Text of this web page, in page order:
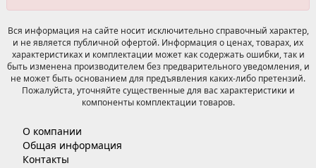
Вся информация на сайте носит исключительно справочный характер,
и не является публичной офертой. Информация о ценах, товарах, их
характеристиках и комплектации может как содержать ошибки, так и
быть изменена производителем без предварительного уведомления, и
не может быть основанием для предъявления каких-либо претензий.
Пожалуйста, уточняйте существенные для вас характеристики и
компоненты комплектации товаров.
О компании
Общая информация
Контакты